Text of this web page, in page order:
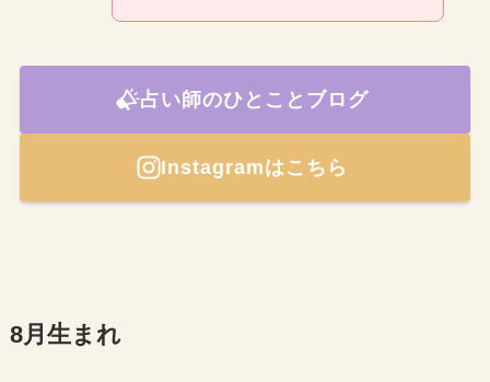
占い師のひとことブログ
Instagramはこちら
8月生まれ